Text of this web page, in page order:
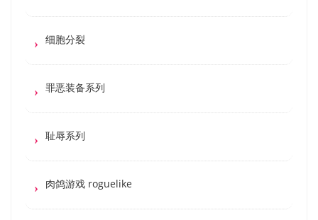
细胞分裂
罪恶装备系列
耻辱系列
肉鸽游戏 roguelike